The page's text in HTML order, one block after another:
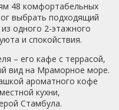
можно было
Вечером была
но в ресторан мы
- очень атмосферно!
свечи.Завтрак -
рекомендую.
48 комфортабельных
выбрать подходящий
одного 2-этажного
и спокойствия.
– его кафе с террасой,
вид на Мраморное море.
ароматного кофе
кухни,
Стамбула.